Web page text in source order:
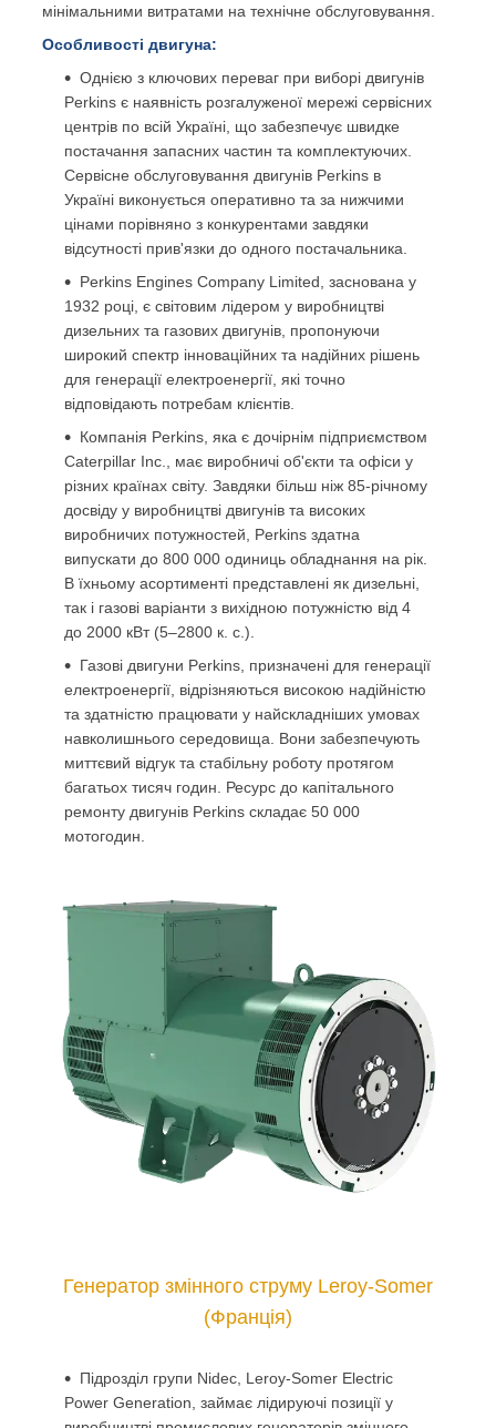
мінімальними витратами на технічне обслуговування.
Особливості двигуна:
Однією з ключових переваг при виборі двигунів
Perkins є наявність розгалуженої мережі сервісних
центрів по всій Україні, що забезпечує швидке
постачання запасних частин та комплектуючих.
Сервісне обслуговування двигунів Perkins в
Україні виконується оперативно та за нижчими
цінами порівняно з конкурентами завдяки
відсутності прив'язки до одного постачальника.
Perkins Engines Company Limited, заснована у
1932 році, є світовим лідером у виробництві
дизельних та газових двигунів, пропонуючи
широкий спектр інноваційних та надійних рішень
для генерації електроенергії, які точно
відповідають потребам клієнтів.
Компанія Perkins, яка є дочірнім підприємством
Caterpillar Inc., має виробничі об'єкти та офіси у
різних країнах світу. Завдяки більш ніж 85-річному
досвіду у виробництві двигунів та високих
виробничих потужностей, Perkins здатна
випускати до 800 000 одиниць обладнання на рік.
В їхньому асортименті представлені як дизельні,
так і газові варіанти з вихідною потужністю від 4
до 2000 кВт (5–2800 к. с.).
Газові двигуни Perkins, призначені для генерації
електроенергії, відрізняються високою надійністю
та здатністю працювати у найскладніших умовах
навколишнього середовища. Вони забезпечують
миттєвий відгук та стабільну роботу протягом
багатьох тисяч годин. Ресурс до капітального
ремонту двигунів Perkins складає 50 000
мотогодин.
Генератор змінного струму Leroy-Somer
(Франція)
Підрозділ групи Nidec, Leroy-Somer Electric
Power Generation, займає лідируючі позиції у